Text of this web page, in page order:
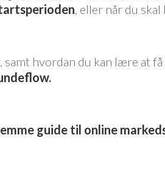
, eller når du
samt hvordan du kan lære at
guide til online